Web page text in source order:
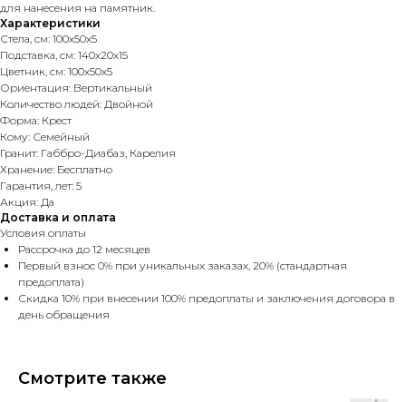
для нанесения на памятник.
Характеристики
Стела, см: 100х50х5
Подставка, см: 140х20х15
Цветник, см: 100х50х5
Ориентация: Вертикальный
Количество людей: Двойной
Форма: Крест
Кому: Семейный
Гранит: Габбро-Диабаз, Карелия
Хранение: Бесплатно
Гарантия, лет: 5
Акция: Да
Доставка и оплата
Условия оплаты
Рассрочка до 12 месяцев
Первый взнос 0% при уникальных заказах, 20% (стандартная
предоплата)
Скидка 10% при внесении 100% предоплаты и заключения договора в
день обращения
Смотрите также